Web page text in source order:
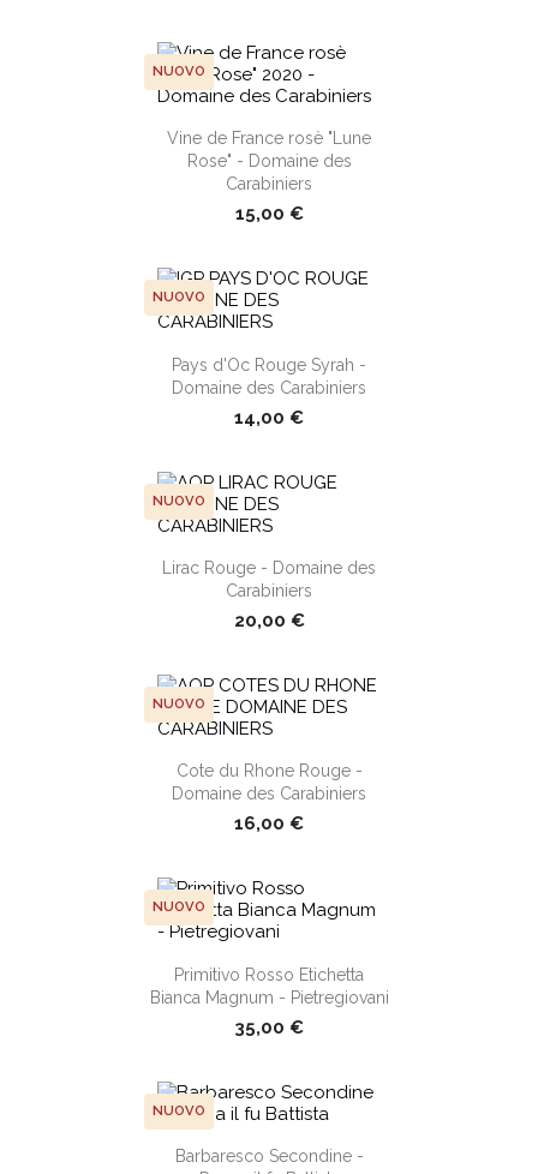
shopping_cart
Vine de France rosè "Lune
Rose" - Domaine des
Carabiniers
15,00 €
NUOVO
shopping_cart
Pays d'Oc Rouge Syrah -
Domaine des Carabiniers
14,00 €
NUOVO
shopping_cart
Lirac Rouge - Domaine des
Carabiniers
20,00 €
NUOVO
shopping_cart
Cote du Rhone Rouge -
Domaine des Carabiniers
16,00 €
NUOVO
shopping_cart
Primitivo Rosso Etichetta
Bianca Magnum - Pietregiovani
35,00 €
NUOVO
Barbaresco Secondine -
NUOVO